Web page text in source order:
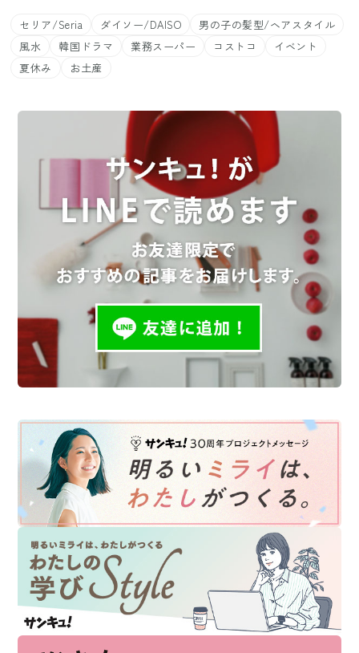
セリア/Seria ダイソー/DAISO
男の子の髪型/ヘアスタイル
風水
韓国ドラマ 業務スーパー コストコ
イベント
夏休み
お土産